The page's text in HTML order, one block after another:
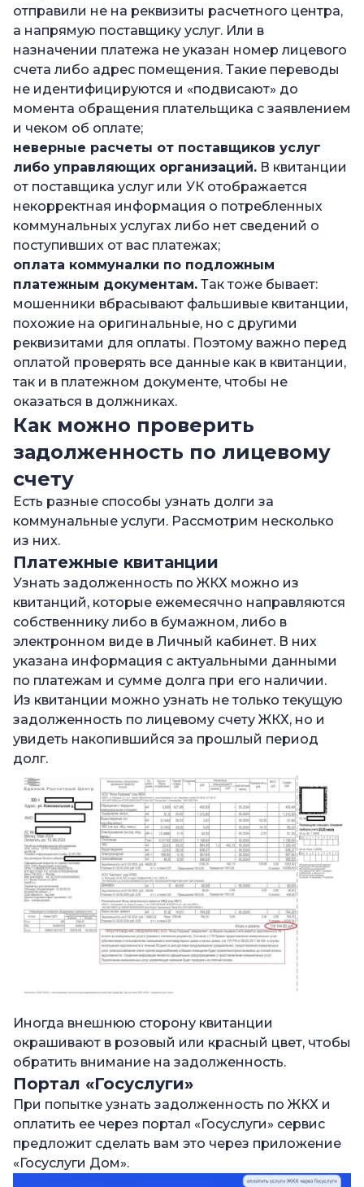
отправили не на реквизиты расчетного центра,
а напрямую поставщику услуг. Или в
назначении платежа не указан номер лицевого
счета либо адрес помещения. Такие переводы
не идентифицируются и «подвисают» до
момента обращения плательщика с заявлением
и чеком об оплате;
неверные расчеты от поставщиков услуг
либо управляющих организаций. В квитанции
от поставщика услуг или УК отображается
некорректная информация о потребленных
коммунальных услугах либо нет сведений о
поступивших от вас платежах;
оплата коммуналки по подложным
платежным документам. Так тоже бывает:
мошенники вбрасывают фальшивые квитанции,
похожие на оригинальные, но с другими
реквизитами для оплаты. Поэтому важно перед
оплатой проверять все данные как в квитанции,
так и в платежном документе, чтобы не
оказаться в должниках.
Как можно проверить
задолженность по лицевому
счету
Есть разные способы узнать долги за
коммунальные услуги. Рассмотрим несколько
из них.
Платежные квитанции
Узнать задолженность по ЖКХ можно из
квитанций, которые ежемесячно направляются
собственнику либо в бумажном, либо в
электронном виде в Личный кабинет. В них
указана информация с актуальными данными
по платежам и сумме долга при его наличии.
Из квитанции можно узнать не только текущую
задолженность по лицевому счету ЖКХ, но и
увидеть накопившийся за прошлый период
долг.
Иногда внешнюю сторону квитанции
окрашивают в розовый или красный цвет, чтобы
обратить внимание на задолженность.
Портал «Госуслуги»
При попытке узнать задолженность по ЖКХ и
оплатить ее через портал «Госуслуги» сервис
предложит сделать вам это через приложение
«Госуслуги Дом».